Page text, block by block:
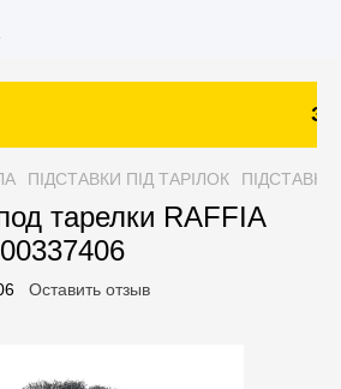
ПІДСТАВКИ ПІД ТАРІЛОК ПІДСТАВКИ
тарелки RAFFIA
Оставить отзыв